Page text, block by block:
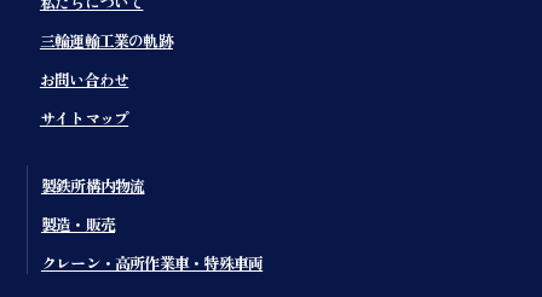
三輪運輸工業の軌跡
お問い合わせ
サイトマップ
製鉄所構内物流
製造・販売
クレーン・高所作業車・特殊車両